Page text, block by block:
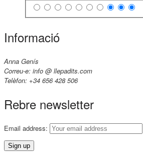
Informació
Anna Genís
Correu-e: info @ llepadits.com
Telèfon: +34 656 428 506
Rebre newsletter
Email address: